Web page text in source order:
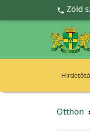
Ugrás a fő tartalomra
 Zöld
Otthon